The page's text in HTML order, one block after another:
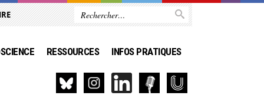
RESSOURCES INFOS PRATIQUES